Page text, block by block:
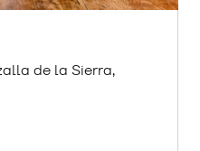
de la Sierra,